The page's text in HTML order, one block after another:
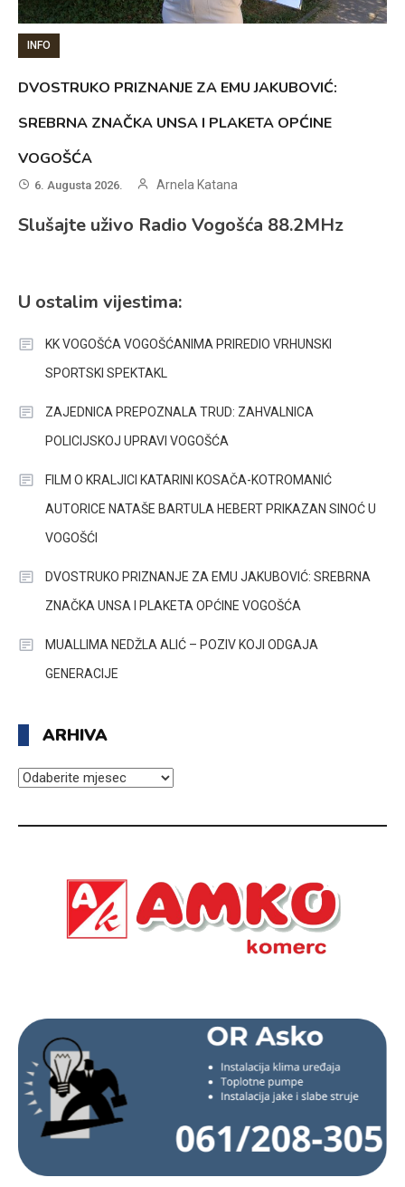
INFO
DVOSTRUKO PRIZNANJE ZA EMU JAKUBOVIĆ:
SREBRNA ZNAČKA UNSA I PLAKETA OPĆINE
VOGOŠĆA
6. Augusta 2026. Arnela Katana
Slušajte uživo Radio Vogošća 88.2MHz
U ostalim vijestima:
KK VOGOŠĆA VOGOŠĆANIMA PRIREDIO VRHUNSKI
SPORTSKI SPEKTAKL
ZAJEDNICA PREPOZNALA TRUD: ZAHVALNICA
POLICIJSKOJ UPRAVI VOGOŠĆA
FILM O KRALJICI KATARINI KOSAČA-KOTROMANIĆ
AUTORICE NATAŠE BARTULA HEBERT PRIKAZAN SINOĆ U
VOGOŠĆI
DVOSTRUKO PRIZNANJE ZA EMU JAKUBOVIĆ: SREBRNA
ZNAČKA UNSA I PLAKETA OPĆINE VOGOŠĆA
MUALLIMA NEDŽLA ALIĆ – POZIV KOJI ODGAJA
GENERACIJE
ARHIVA
ARHIVA